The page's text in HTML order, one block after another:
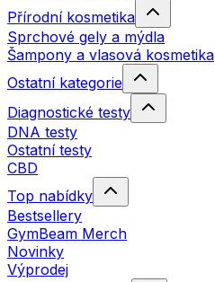
Přírodní kosmetika
Sprchové gely a mýdla
Šampony a vlasová kosmetika
Ostatní kategorie
Diagnostické testy
DNA testy
Ostatní testy
CBD
Top nabídky
Bestsellery
GymBeam Merch
Novinky
Výprodej